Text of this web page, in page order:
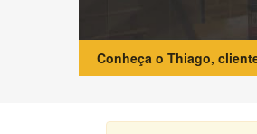
Conheça o Thiago,